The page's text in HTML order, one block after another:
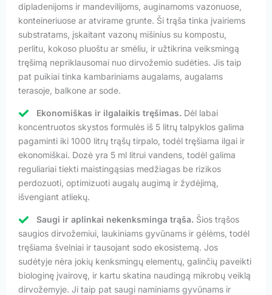
dipladenijoms ir mandevilijoms, auginamoms vazonuose,
konteineriuose ar atvirame grunte. Ši trąša tinka įvairiems
substratams, įskaitant vazonų mišinius su kompostu,
perlitu, kokoso pluoštu ar smėliu, ir užtikrina veiksmingą
tręšimą nepriklausomai nuo dirvožemio sudėties. Jis taip
pat puikiai tinka kambariniams augalams, augalams
terasoje, balkone ar sode.
Ekonomiškas ir ilgalaikis tręšimas. Dėl labai
koncentruotos skystos formulės iš 5 litrų talpyklos galima
pagaminti iki 1000 litrų trąšų tirpalo, todėl tręšiama ilgai ir
ekonomiškai. Dozė yra 5 ml litrui vandens, todėl galima
reguliariai tiekti maistingąsias medžiagas be rizikos
perdozuoti, optimizuoti augalų augimą ir žydėjimą,
išvengiant atliekų.
Saugi ir aplinkai nekenksminga trąša. Šios trąšos
saugios dirvožemiui, laukiniams gyvūnams ir gėlėms, todėl
tręšiama švelniai ir tausojant sodo ekosistemą. Jos
sudėtyje nėra jokių kenksmingų elementų, galinčių paveikti
biologinę įvairovę, ir kartu skatina naudingą mikrobų veiklą
dirvožemyje. Ji taip pat saugi naminiams gyvūnams ir